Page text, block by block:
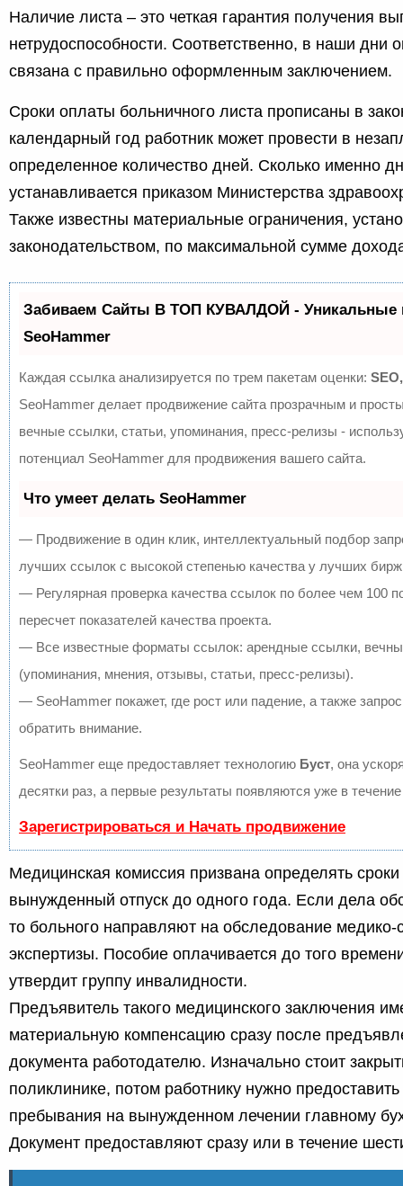
Наличие листа – это четкая гарантия получения
нетрудоспособности. Соответственно, в наши дни
связана с правильно оформленным заключением.
Сроки оплаты больничного листа прописаны в
календарный год работник может провести в
определенное количество дней. Сколько именно
устанавливается приказом Министерства
Также известны материальные ограничения,
законодательством, по максимальной сумме
Забиваем Сайты В ТОП КУВАЛДОЙ - Уникальные
SeoHammer
Каждая ссылка анализируется по трем пакетам оценки:
SeoHammer делает продвижение сайта прозрачным и
вечные ссылки, статьи, упоминания, пресс-релизы -
потенциал SeoHammer для продвижения вашего сайта.
Что умеет делать SeoHammer
— Продвижение в один клик, интеллектуальный подбор
лучших ссылок с высокой степенью качества у лучших
— Регулярная проверка качества ссылок по более чем 100
пересчет показателей качества проекта.
— Все известные форматы ссылок: арендные ссылки,
(упоминания, мнения, отзывы, статьи, пресс-релизы).
— SeoHammer покажет, где рост или падение, а также
обратить внимание.
SeoHammer еще предоставляет технологию Буст, она
десятки раз, а первые результаты появляются уже в
Зарегистрироваться и Начать продвижение
Медицинская комиссия призвана определять
вынужденный отпуск до одного года. Если дела
то больного направляют на обследование медико-
экспертизы. Пособие оплачивается до того
утвердит группу инвалидности.
Предъявитель такого медицинского заключения
материальную компенсацию сразу после
документа работодателю. Изначально стоит
поликлинике, потом работнику нужно предоставить
пребывания на вынужденном лечении главному
Документ предоставляют сразу или в течение